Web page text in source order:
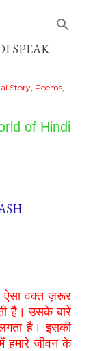
SPEAK
Story, Poems,
of Hindi
वक्त ज़रूर
है। उसके बारे
है। इसकी
हमारे जीवन के